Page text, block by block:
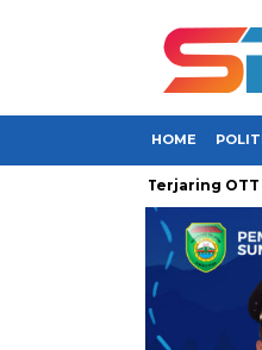
HOME
Terjaring OTT Kejati